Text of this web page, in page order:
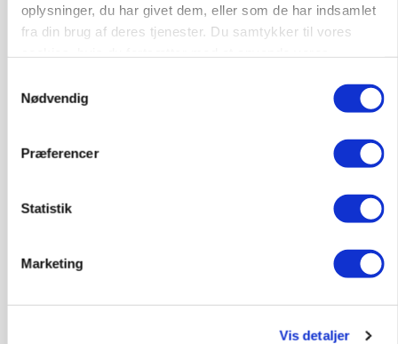
oplysninger, du har givet dem, eller som de har indsamlet
fra din brug af deres tjenester. Du samtykker til vores
Nødvendig
Præferencer
Statistik
Marketing
Vis detaljer
opformeringsprofil afhænder jord for 85
millioner
skal vurderes bredere